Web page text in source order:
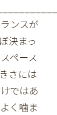
ンスが
決まっ
ペース
さには
ではあ
く噛ま